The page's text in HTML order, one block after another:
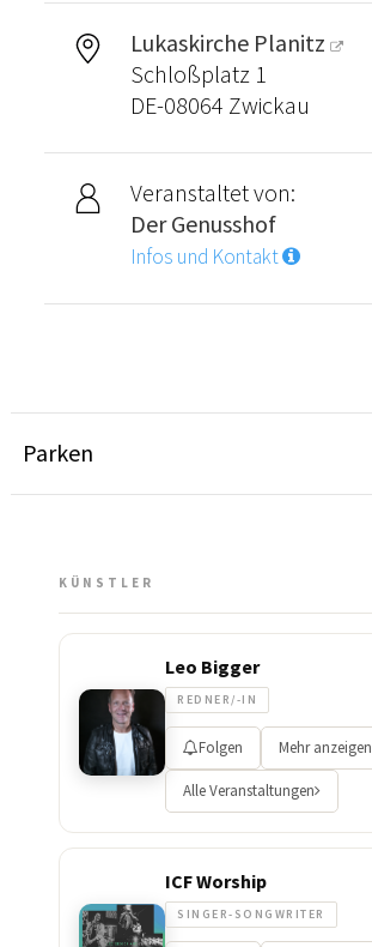
Lukaskirche Planitz
Schloßplatz 1
DE-08064 Zwickau
Veranstaltet von:
Der Genusshof
Infos und Kontakt
Parken
KÜNSTLER
Leo Bigger
REDNER/-IN
Folgen Mehr anzeigen
Alle Veranstaltungen
ICF Worship
SINGER-SONGWRITER